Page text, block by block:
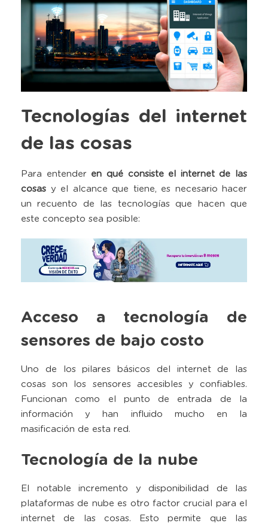
Tecnologías del internet
de las cosas
Para entender en qué consiste el internet de las
cosas y el alcance que tiene, es necesario hacer
un recuento de las tecnologías que hacen que
este concepto sea posible:
Acceso a tecnología de
sensores de bajo costo
Uno de los pilares básicos del internet de las
cosas son los sensores accesibles y confiables.
Funcionan como el punto de entrada de la
información y han influido mucho en la
masificación de esta red.
Tecnología de la nube
El notable incremento y disponibilidad de las
plataformas de nube es otro factor crucial para el
internet de las cosas. Esto permite que las